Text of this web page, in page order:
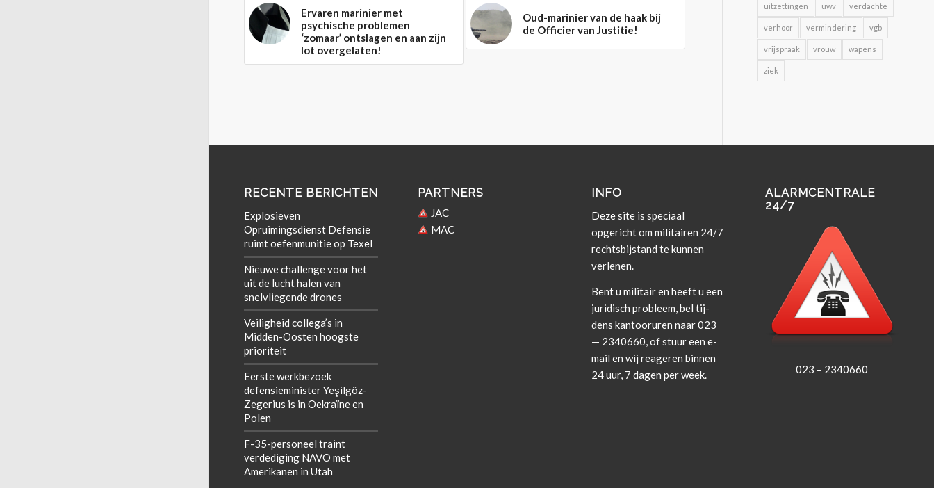
Ervaren marinier met
psychische problemen
‘zomaar’ ontslagen en aan zijn
lot overgelaten!
Oud-marinier van de haak bij
de Officier van Justitie!
uitzettingen uwv verdachte
verhoor vermindering vgb
vrijspraak vrouw wapens
ziek
RECENTE BERICHTEN
Explosieven
Opruimingsdienst Defensie
ruimt oefenmunitie op Texel
Nieuwe challenge voor het
uit de lucht halen van
snelvliegende drones
Veiligheid collega’s in
Midden-Oosten hoogste
prioriteit
Eerste werkbezoek
defensieminister Yeşilgöz-
Zegerius is in Oekraïne en
Polen
F-35-personeel traint
verdediging NAVO met
Amerikanen in Utah
PARTNERS
JAC
MAC
INFO
Deze site is spe­ci­aal
opgericht om militairen 24/7
rechts­bi­j­s­tand te kun­nen
verlenen.
Bent u militair en heeft u een
juridisch prob­leem, bel tij­
dens kan­tooruren naar 023
— 2340660, of stuur een e-
mail en wij rea­geren bin­nen
24 uur, 7 dagen per week.
ALARMCENTRALE
24/7
023 – 2340660